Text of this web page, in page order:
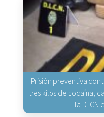
Prisión preventiva
tres kilos de cocaína,
la DLCN